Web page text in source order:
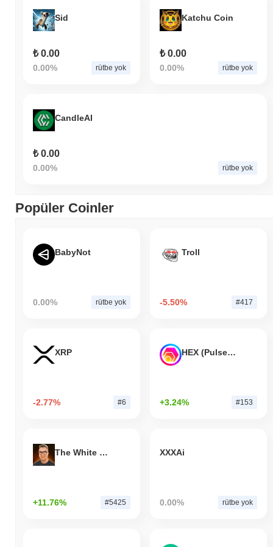
Sid
₺ 0.00
0.00% rütbe yok
Katchu Coin
₺ 0.00
0.00% rütbe yok
CandleAI
₺ 0.00
0.00% rütbe yok
Popüler Coinler
BabyNot
0.00% rütbe yok
Troll
-5.50% #417
XRP
-2.77% #6
HEX (Pulsechain)
+3.24% #153
The White Bull
+11.76% #5425
XXXAi
0.00% rütbe yok